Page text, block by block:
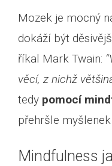
Mozek je mocný
dokáží být
říkal Mark Twain:
věcí, z nichž
tedy pomocí
přehršle
Mindfulness